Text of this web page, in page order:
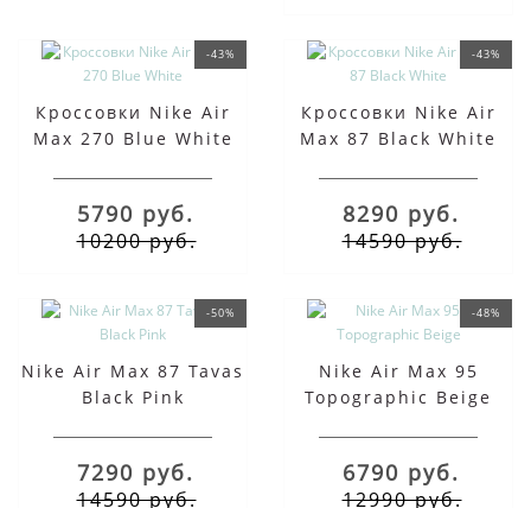
-43%
Кроссовки Nike Air
Max 270 Blue White
5790 руб.
10200 руб.
-43%
Кроссовки Nike Air
Max 87 Black White
8290 руб.
14590 руб.
-50%
Nike Air Max 87 Tavas
Black Pink
7290 руб.
14590 руб.
-48%
Nike Air Max 95
Topographic Beige
6790 руб.
12990 руб.